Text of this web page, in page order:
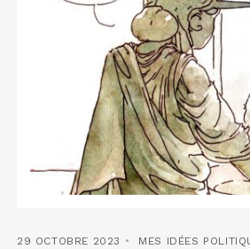
29 OCTOBRE 2023 MES IDÉES